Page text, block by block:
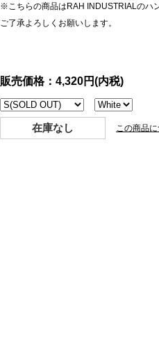
※こちらの商品はRAH INDUSTRIALのハ
ご了承よろしくお願いします。
販売価格：4,320円(内税)
在庫なし この商品